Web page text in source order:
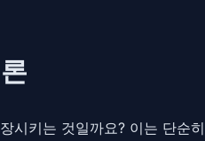
시키는 것일까요? 이는 단